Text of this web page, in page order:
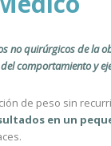
no quirúrgicos de la
comportamiento y
de peso sin
en un